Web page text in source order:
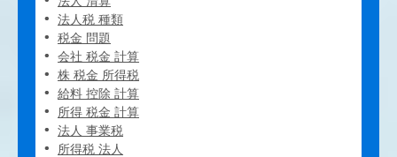
法人税 種類
税金 問題
会社 税金 計算
株 税金 所得税
給料 控除 計算
所得 税金 計算
法人 事業税
所得税 法人